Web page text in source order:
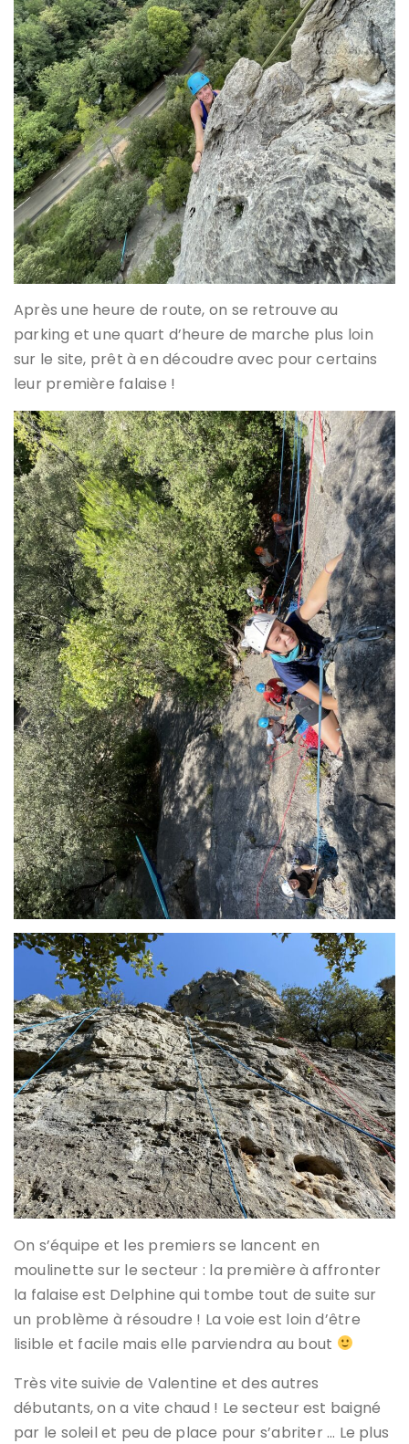
Après une heure de route, on se retrouve au
parking et une quart d’heure de marche plus loin
sur le site, prêt à en découdre avec pour certains
leur première falaise !
On s’équipe et les premiers se lancent en
moulinette sur le secteur : la première à affronter
la falaise est Delphine qui tombe tout de suite sur
un problème à résoudre ! La voie est loin d’être
lisible et facile mais elle parviendra au bout
Très vite suivie de Valentine et des autres
débutants, on a vite chaud ! Le secteur est baigné
par le soleil et peu de place pour s’abriter … Le plus